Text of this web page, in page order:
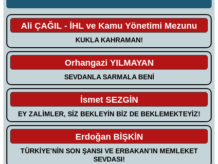
Ali ÇAĞIL - İHL ve Kamu Yönetimi Mezunu
KUKLA KAHRAMAN!
Orhangazi YILMAYAN
SEVDANLA SARMALA BENİ
İsmet SEZGİN
EY ZALİMLER, SİZ BEKLEYİN BİZ DE BEKLEMEKTEYİZ!
Erdoğan BİŞKİN
TÜRKİYE’NİN SON ŞANSI VE ERBAKAN’IN MEMLEKET
SEVDASI!